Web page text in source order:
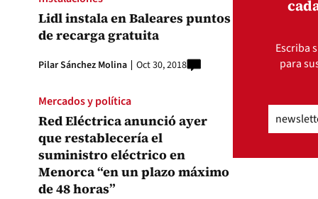
Lidl instala en Baleares puntos
de recarga gratuita
Pilar Sánchez Molina Oct 30, 2018
Mercados y política
Red Eléctrica anunció ayer
que restablecería el
suministro eléctrico en
Menorca “en un plazo máximo
de 48 horas”
Escriba
para